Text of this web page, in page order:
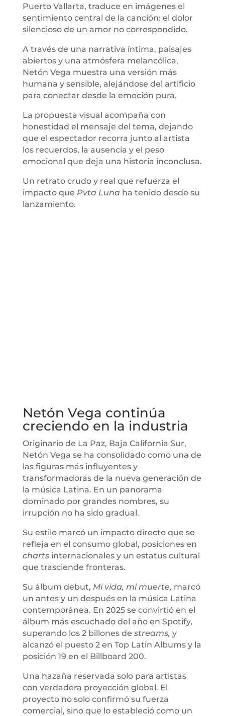
Puerto Vallarta, traduce en imágenes el
sentimiento central de la canción: el dolor
silencioso de un amor no correspondido.
A través de una narrativa íntima, paisajes
abiertos y una atmósfera melancólica,
Netón Vega muestra una versión más
humana y sensible, alejándose del artificio
para conectar desde la emoción pura.
La propuesta visual acompaña con
honestidad el mensaje del tema, dejando
que el espectador recorra junto al artista
los recuerdos, la ausencia y el peso
emocional que deja una historia inconclusa.
Un retrato crudo y real que refuerza el
impacto que Pvta Luna ha tenido desde su
lanzamiento.
Netón Vega continúa
creciendo en la industria
Originario de La Paz, Baja California Sur,
Netón Vega se ha consolidado como una de
las figuras más influyentes y
transformadoras de la nueva generación de
la música Latina. En un panorama
dominado por grandes nombres, su
irrupción no ha sido gradual.
Su estilo marcó un impacto directo que se
refleja en el consumo global, posiciones en
chartsinternacionales y un estatus cultural
que trasciende fronteras.
Su álbum debut, Mi vida, mi muerte, marcó
un antes y un después en la música Latina
contemporánea. En 2025 se convirtió en el
álbum más escuchado del año en Spotify,
superando los 2 billones de streams, y
alcanzó el puesto 2 en Top Latin Albums y la
posición 19 en el Billboard 200.
Una hazaña reservada solo para artistas
con verdadera proyección global. El
proyecto no solo confirmó su fuerza
comercial, sino que lo estableció como un